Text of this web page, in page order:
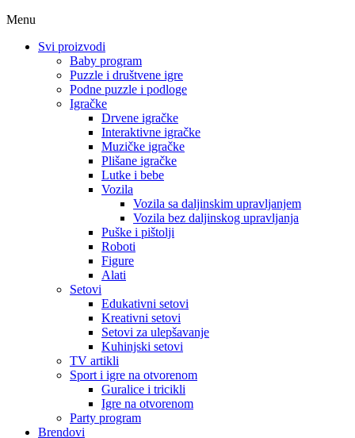
Menu
Svi proizvodi
Baby program
Puzzle i društvene igre
Podne puzzle i podloge
Igračke
Drvene igračke
Interaktivne igračke
Muzičke igračke
Plišane igračke
Lutke i bebe
Vozila
Vozila sa daljinskim upravljanjem
Vozila bez daljinskog upravljanja
Puške i pištolji
Roboti
Figure
Alati
Setovi
Edukativni setovi
Kreativni setovi
Setovi za ulepšavanje
Kuhinjski setovi
TV artikli
Sport i igre na otvorenom
Guralice i tricikli
Igre na otvorenom
Party program
Brendovi